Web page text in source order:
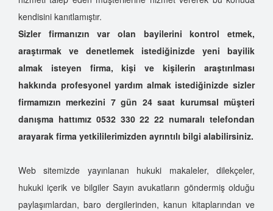
kendisini kanıtlamıştır.
Sizler firmanızın var olan bayilerini kontrol etmek,
araştırmak ve denetlemek istediğinizde yeni bayilik
almak isteyen firma, kişi ve kişilerin araştırılması
hakkında profesyonel yardım almak istediğinizde sizler
firmamızın merkezini 7 gün 24 saat kurumsal müşteri
danışma hattımız 0532 330 22 22 numaralı telefondan
arayarak firma yetkililerimizden ayrıntılı bilgi alabilirsiniz.
Web sitemizde yayınlanan hukuki makaleler, dilekçeler,
hukuki içerik ve bilgiler Sayın avukatların göndermiş olduğu
paylaşımlardan, baro dergilerinden, kanun kitaplarından ve